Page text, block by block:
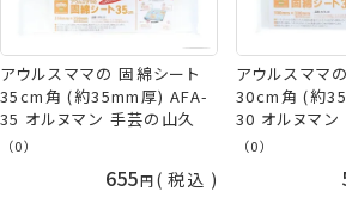
アウルスママの 固綿シート
35cm角 (約35mm厚) AFA-
35 オルヌマン 手芸の山久
（0）
655 税込
アウルスママ
30cm角 (約
30 オルヌマ
（0）